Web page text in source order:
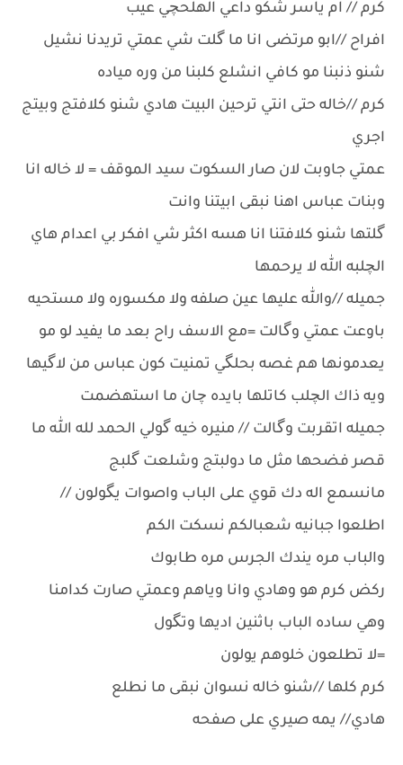
كرم // ام ياسر شكو داعي الهلحچي عيب
افراح //ابو مرتضى انا ما گلت شي عمتي تريدنا نشيل
شنو ذنبنا مو كافي انشلع كلبنا من وره مياده
كرم //خاله حتى انتي ترحين البيت هادي شنو كلافتج وبيتج
اجري
عمتي جاوبت لان صار السكوت سيد الموقف = لا خاله انا
وبنات عباس اهنا نبقى ابيتنا وانت
گلتها شنو كلافتنا انا هسه اكثر شي افكر بي اعدام هاي
الچلبه الله لا يرحمها
جميله //والله عليها عين صلفه ولا مكسوره ولا مستحيه
باوعت عمتي وگالت =مع الاسف راح بعد ما يفيد لو مو
يعدمونها هم غصه بحلگي تمنيت كون عباس من لاگيها
ويه ذاك الچلب كاتلها بايده چان ما استهضمت
جميله اتقربت وگالت // منيره خيه گولي الحمد لله الله ما
قصر فضحها مثل ما دولبتج وشلعت گلبج
مانسمع اله دك قوي على الباب واصوات يگولون //
اطلعوا جبانيه شعبالكم نسكت الكم
والباب مره يندك الجرس مره طابوك
ركض كرم هو وهادي وانا وياهم وعمتي صارت كدامنا
وهي ساده الباب باثنين اديها وتگول
=لا تطلعون خلوهم يولون
كرم كلها //شنو خاله نسوان نبقى ما نطلع
هادي// يمه صيري على صفحه